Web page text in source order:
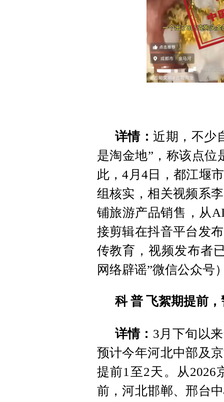
详情：近期，不少
是淘金地”，称该点位
此，4月4日，都江堰
组核实，相关视频系
铺旅游产品销售，从
接剪辑在抖音平台发
传教育，视频发布者
网络辟谣”微信公众号
科 普飞絮期提前，
详情： 3月下旬以
预计今年河北中部及
提前1至2天。从2026
前，河北邯郸、邢台